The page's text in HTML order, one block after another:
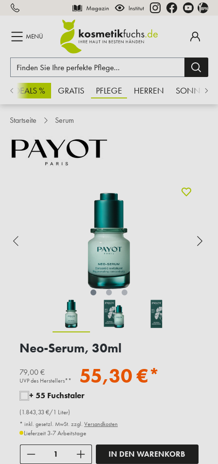
springen Magazin Institut
MENÜ
% GRATIS PFLEGE HERREN SONNE
Startseite Serum
Neo-Serum, 30ml
79,00 €
UVP des Herstellers** 55,30 €*
+ 55 Fuchstaler
(1.843,33 €/1 Liter)
* inkl. gesetzl. MwSt. zzgl. Versandkosten
Lieferzeit 3-7 Arbeitstage
IN DEN WARENKORB